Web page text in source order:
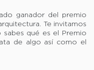
ganador del premio
Te invitamos
sabes qué es el Premio
de algo así como el